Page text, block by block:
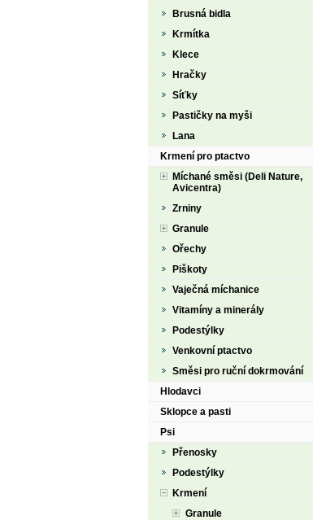
Brusná bidla
Krmítka
Klece
Hračky
Síťky
Pastičky na myši
Lana
Krmení pro ptactvo
Míchané směsi (Deli Nature,
Avicentra)
Zrniny
Granule
Ořechy
Piškoty
Vaječná míchanice
Vitamíny a minerály
Podestýlky
Venkovní ptactvo
Směsi pro ruční dokrmování
Hlodavci
Sklopce a pasti
Psi
Přenosky
Podestýlky
Krmení
Granule